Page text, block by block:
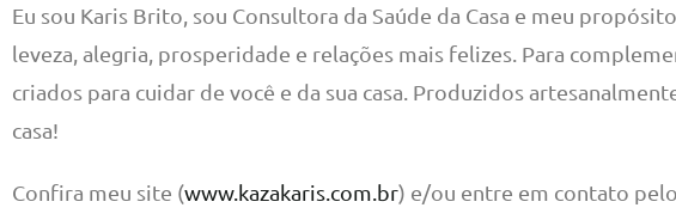
Eu sou Karis Brito, sou Consultora da Saúde da Casa e meu
leveza, alegria, prosperidade e relações mais felizes. Para
criados para cuidar de você e da sua casa. Produzidos
casa!
Confira meu site (www.kazakaris.com.br) e/ou entre em contato